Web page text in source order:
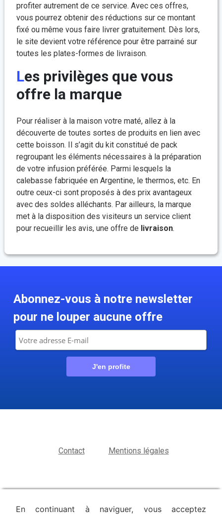
profiter autrement de ce service. Avec ces offres,
vous pourrez obtenir des réductions sur ce montant
fixé ou même vous faire livrer gratuitement. Dès lors,
le site devient votre référence pour être parrainé sur
toutes les plates-formes de livraison.
Les privilèges que vous
offre la marque
Pour réaliser à la maison votre maté, allez à la
découverte de toutes sortes de produits en lien avec
cette boisson. Il s’agit du kit constitué de pack
regroupant les éléments nécessaires à la préparation
de votre infusion préférée. Parmi lesquels la
calebasse fabriquée en Argentine, le thermos, etc. En
outre ceux-ci sont proposés à des prix avantageux
avec des soldes alléchants. Par ailleurs, la marque
met à la disposition des visiteurs un service client
pour recueillir les avis, une offre de livraison.
Abonnez-vous à notre newsletter
pour ne louper aucune offre
Contact Mentions légales
En continuant à naviguer, vous acceptez